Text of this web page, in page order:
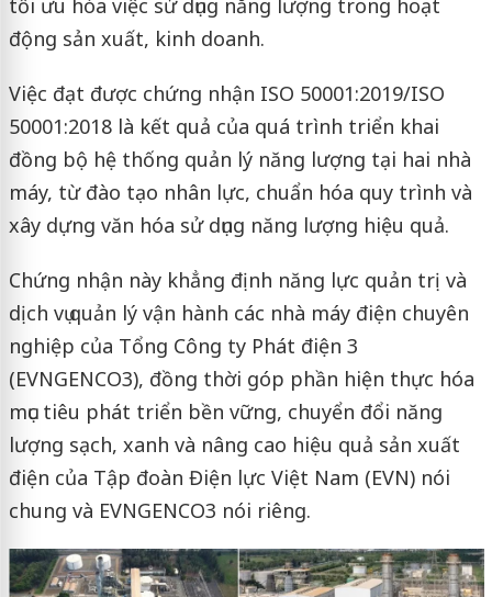
tối ưu hóa việc sử dụng năng lượng trong hoạt
động sản xuất, kinh doanh.
Việc đạt được chứng nhận ISO 50001:2019/ISO
50001:2018 là kết quả của quá trình triển khai
đồng bộ hệ thống quản lý năng lượng tại hai nhà
máy, từ đào tạo nhân lực, chuẩn hóa quy trình và
xây dựng văn hóa sử dụng năng lượng hiệu quả.
Chứng nhận này khẳng định năng lực quản trị và
dịch vụ quản lý vận hành các nhà máy điện chuyên
nghiệp của Tổng Công ty Phát điện 3
(EVNGENCO3), đồng thời góp phần hiện thực hóa
mục tiêu phát triển bền vững, chuyển đổi năng
lượng sạch, xanh và nâng cao hiệu quả sản xuất
điện của Tập đoàn Điện lực Việt Nam (EVN) nói
chung và EVNGENCO3 nói riêng.